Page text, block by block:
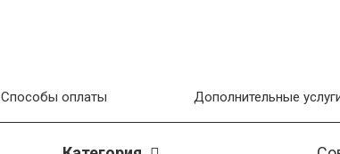
Способы оплаты Дополнительные